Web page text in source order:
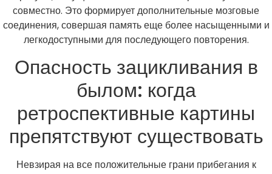
совместно. Это формирует дополнительные мозговые
соединения, совершая память еще более насыщенными и
легкодоступными для последующего повторения.
Опасность зацикливания в
былом: когда
ретроспективные картины
препятствуют существовать
Невзирая на все положительные грани прибегания к